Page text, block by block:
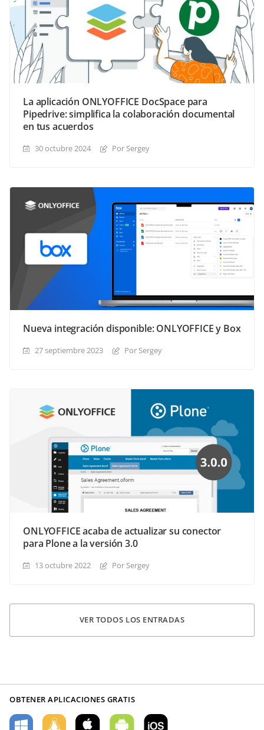
La aplicación ONLYOFFICE DocSpace para
Pipedrive: simplifica la colaboración documental
en tus acuerdos
30 octubre 2024 Por Sergey
Nueva integración disponible: ONLYOFFICE y Box
27 septiembre 2023 Por Sergey
ONLYOFFICE acaba de actualizar su conector
para Plone a la versión 3.0
13 octubre 2022 Por Sergey
VER TODOS LOS ENTRADAS
OBTENER APLICACIONES GRATIS